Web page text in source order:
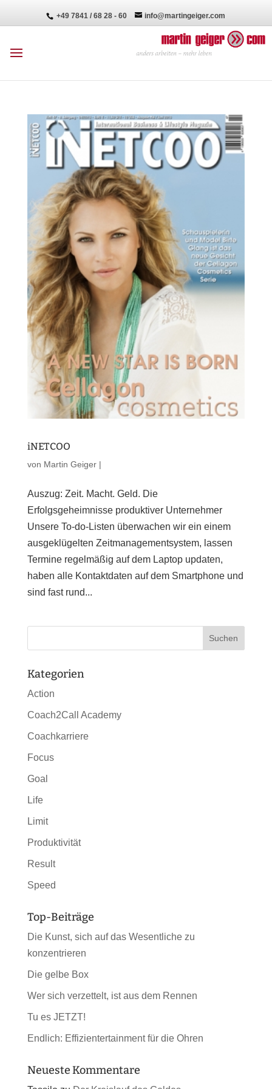
+49 7841 / 68 28 - 60 info@martingeiger.com
iNETCOO
von Martin Geiger|
Auszug: Zeit. Macht. Geld. Die
Erfolgsgeheimnisse produktiver Unternehmer
Unsere To-do-Listen überwachen wir ein einem
ausgeklügelten Zeitmanagementsystem, lassen
Termine regelmäßig auf dem Laptop updaten,
haben alle Kontaktdaten auf dem Smartphone und
sind fast rund...
Kategorien
Action
Coach2Call Academy
Coachkarriere
Focus
Goal
Life
Limit
Produktivität
Result
Speed
Top-Beiträge
Die Kunst, sich auf das Wesentliche zu
konzentrieren
Die gelbe Box
Wer sich verzettelt, ist aus dem Rennen
Tu es JETZT!
Endlich: Effizientertainment für die Ohren
Neueste Kommentare